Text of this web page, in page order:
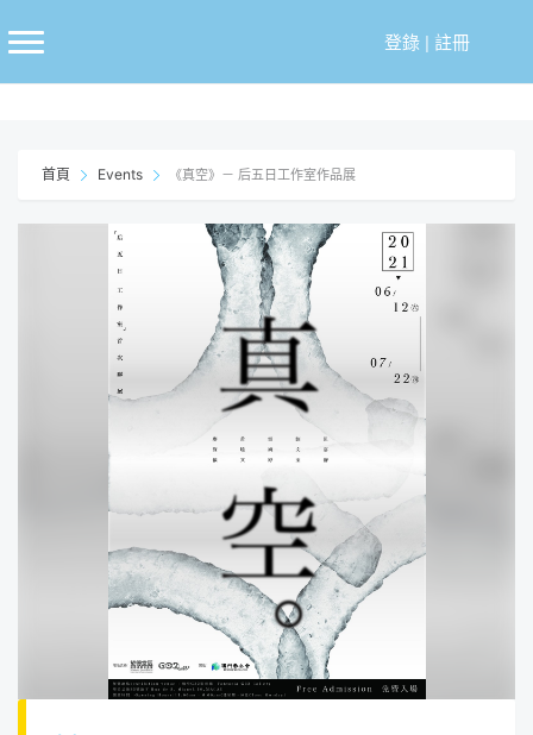
至
登錄| 註冊
首頁 Events 《真空》－ 后五日工作室作品展